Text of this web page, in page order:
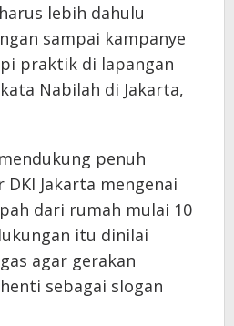
lebih dahulu
sampai kampanye
praktik di lapangan
Nabilah di Jakarta,
penuh
Jakarta mengenai
dari rumah mulai 10
itu dinilai
agar gerakan
sebagai slogan